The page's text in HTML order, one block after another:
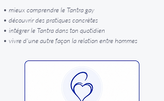
• mieux comprendre le Tantra gay
• découvrir des pratiques concrètes
• intégrer le Tantra dans ton quotidien
• vivre d'une autre façon la relation entre hommes